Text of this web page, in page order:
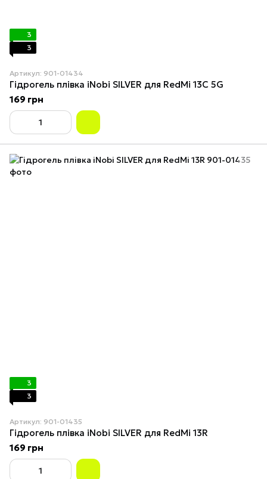
3
3
Артикул: 901-01434
Гідрогель плівка iNobi SILVER для RedMi 13C 5G
169 грн
3
3
Артикул: 901-01435
Гідрогель плівка iNobi SILVER для RedMi 13R
169 грн